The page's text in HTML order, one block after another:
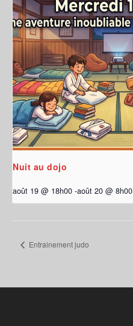
Nuit au dojo
août 19 @ 18h00 -août 20 @ 8h00
Entrainement judo